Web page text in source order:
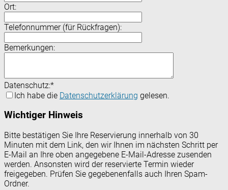
Ort:
Telefonnummer (für Rückfragen):
Bemerkungen:
Datenschutz:*
Ich habe die Datenschutzerklärung gelesen.
Wichtiger Hinweis
Bitte bestätigen Sie Ihre Reservierung innerhalb von 30
Minuten mit dem Link, den wir Ihnen im nächsten Schritt per
E-Mail an Ihre oben angegebene E-Mail-Adresse zusenden
werden. Ansonsten wird der reservierte Termin wieder
freigegeben. Prüfen Sie gegebenenfalls auch Ihren Spam-
Ordner.